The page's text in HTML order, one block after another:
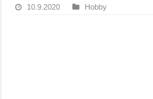
10.9.2020 Hobby